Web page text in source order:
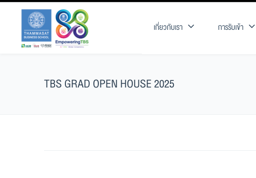
เกี่ยวกับเรา การรับเข้า
TBS GRAD OPEN HOUSE 2025